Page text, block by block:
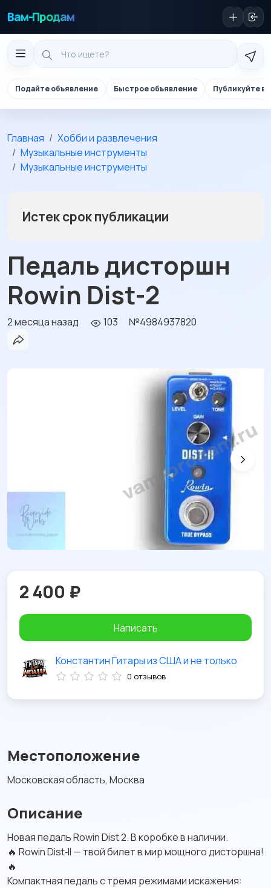
Вам-Продам
Подайте объявление Быстрое объявление Публикуйте в
Главная
Хобби и развлечения
Музыкальные инструменты
Музыкальные инструменты
Истек срок публикации
Педаль дисторшн
Rowin Dist-2
2 месяца назад 103 №4984937820
Местоположение
Московская область, Москва
Описание
Новая педаль Rowin Dist 2. В коробке в наличии.
🔥 Rowin Dist‑II — твой билет в мир мощного дисторшна!
🔥
Компактная педаль с тремя режимами искажения:
2 400 ₽
Написать
Константин Гитары из США и не только
0 отзывов